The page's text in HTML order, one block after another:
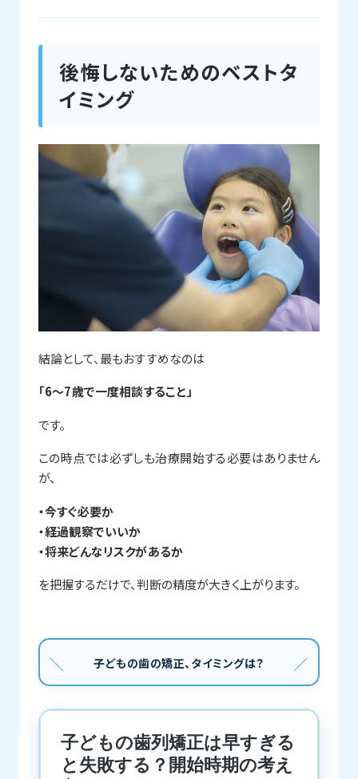
後悔しないためのベストタ
イミング
結論として、最もおすすめなのは
「6〜7歳で一度相談すること」
です。
この時点では必ずしも治療開始する必要はありません
が、
・今すぐ必要か
・経過観察でいいか
・将来どんなリスクがあるか
を把握するだけで、判断の精度が大きく上がります。
子どもの歯の矯正、タイミングは？